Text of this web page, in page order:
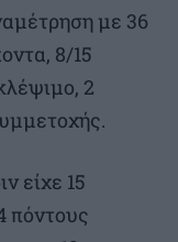
με 36
8/15
2
είχε 15
πόντους